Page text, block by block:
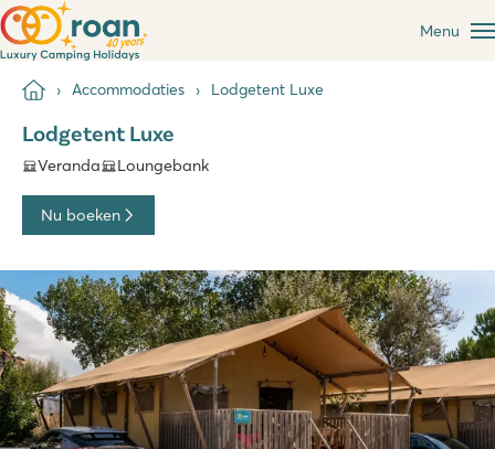
Menu
Accommodaties Lodgetent Luxe
Lodgetent Luxe
Veranda Loungebank
Nu boeken